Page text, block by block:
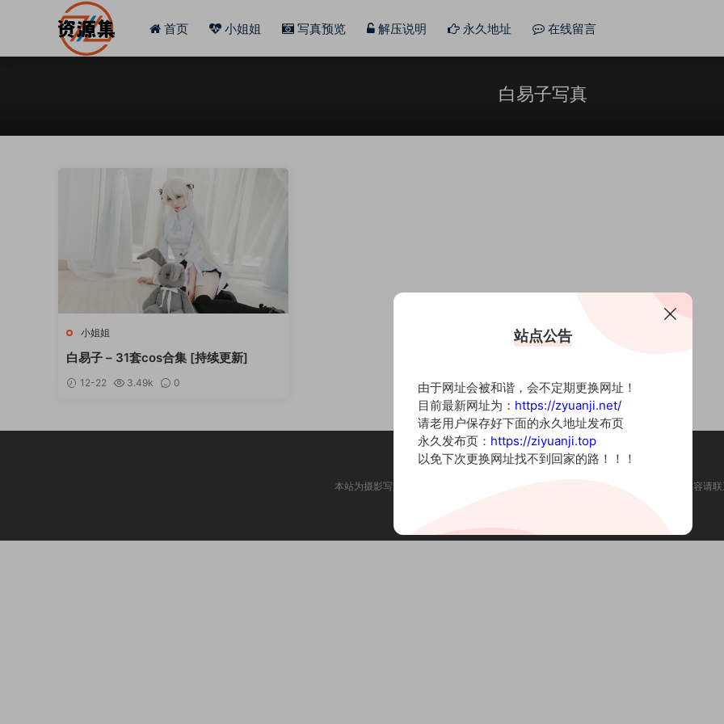
首页 小姐姐 写真预览 解压说明 永久地址 在线留言
白易子写真
小姐姐
白易子 – 31套cos合集 [持续更新]
12-22 3.49k 0
本站为摄影写真图片网站，内容来自网络收集整理，仅作个人学习使用。如有违法内容请
站点公告
由于网址会被和谐，会不定期更换网址！
目前最新网址为： https://zyuanji.net/
请老用户保存好下面的永久地址发布页
永久发布页： https://ziyuanji.top
以免下次更换网址找不到回家的路！！！